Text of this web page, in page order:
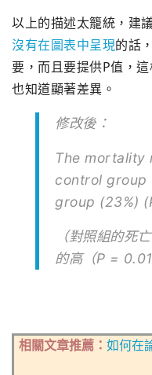
以上的描述太籠統，建
沒有在圖表中呈現的話
要，而且要提供P值，
也知道顯著差異。
修改後：
The mortality
control group
group (23%)
（對照組的死
的高（P = 0.01
相關文章推薦： 如何在